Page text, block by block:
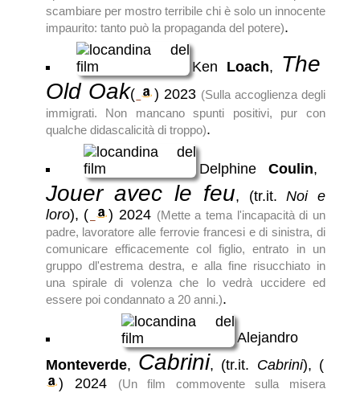
scambiare per mostro terribile chi è solo un innocente
impaurito: tanto può la propaganda del potere).
Ken Loach, The
Old Oak( ) 2023 (Sulla accoglienza degli
immigrati. Non mancano spunti positivi, pur con
qualche didascalicità di troppo).
Delphine Coulin,
Jouer avec le feu, (tr.it.Noi e
loro), ( ) 2024 (Mette a tema l'incapacità di un
padre, lavoratore alle ferrovie francesi e di sinistra, di
comunicare efficacemente col figlio, entrato in un
gruppo dl'estrema destra, e alla fine risucchiato in
una spirale di volenza che lo vedrà uccidere ed
essere poi condannato a 20 anni.).
Alejandro
Monteverde, Cabrini, (tr.it. Cabrini), (
) 2024
(Un film commovente sulla misera